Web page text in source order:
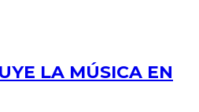
LA MÚSICA EN